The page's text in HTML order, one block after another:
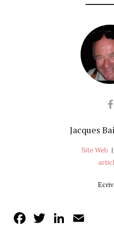
Jacques
Site Web |
Facebook
Twitter